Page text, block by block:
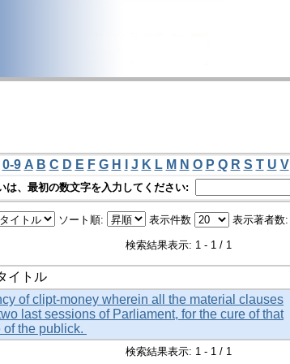
0-9 A B C D E F G H J K L M N O P Q R S T U V
は、最初の数文字を入力してください:
ソート順: 表示件数 表示著者数:
検索結果表示: 1 - 1 / 1
イトル
of clipt-money wherein all the material clauses
last sessions of Parliament, for the cure of that
the publick.
検索結果表示: 1 - 1 / 1